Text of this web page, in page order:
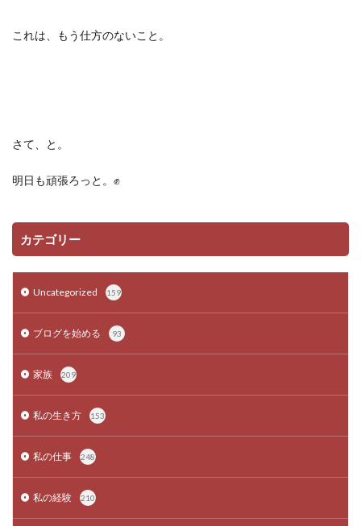
これは、もう仕方のないこと。
さて、と。
明日も頑張ろっと。 ✊
カテゴリー
Uncategorized 159
ブログを始める 93
家族 209
私の生き方 153
私の仕事 248
私の経験 210